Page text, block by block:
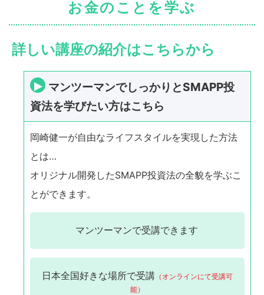
お金のことを学ぶ
詳しい講座の紹介はこちらから
マンツーマンでしっかりとSMAPP投
資法を学びたい方はこちら
岡崎健一が自由なライフスタイルを実現した方法
とは…
オリジナル開発したSMAPP投資法の全貌を学ぶこ
とができます。
マンツーマンで受講できます
日本全国好きな場所で受講 （オンラインにて受講可
能）